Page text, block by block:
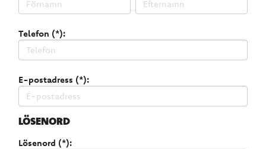
Telefon (*):
E-postadress (*):
LÖSENORD
Lösenord (*):